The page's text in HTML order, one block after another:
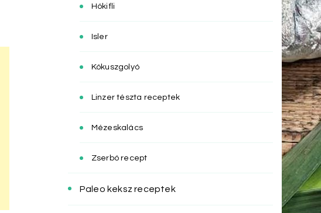
Hókifli
Isler
Kókuszgolyó
Linzer tészta receptek
Mézeskalács
Zserbó recept
Paleo keksz receptek